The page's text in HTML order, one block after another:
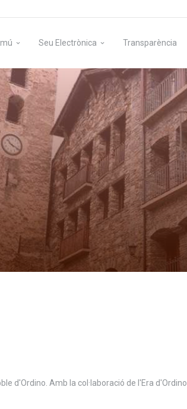
Seu Electrònica Transparència
d'Ordino. Amb la col·laboració de l'Era d'Ordino.